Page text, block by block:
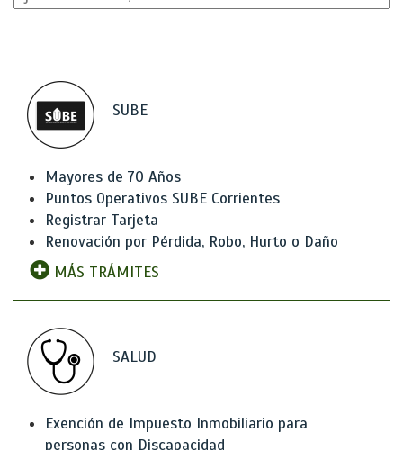
SUBE
Mayores de 70 Años
Puntos Operativos SUBE Corrientes
Registrar Tarjeta
Renovación por Pérdida, Robo, Hurto o Daño
MÁS TRÁMITES
SALUD
Exención de Impuesto Inmobiliario para
personas con Discapacidad